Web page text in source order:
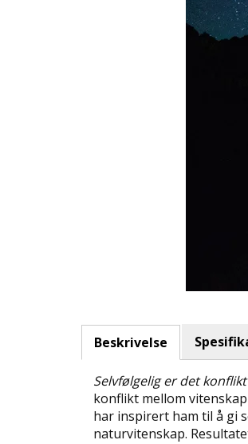
Beskrivelse
Selvfølgelig er det
konflikt mellom
har inspirert ham til å gi
naturvitenskap.